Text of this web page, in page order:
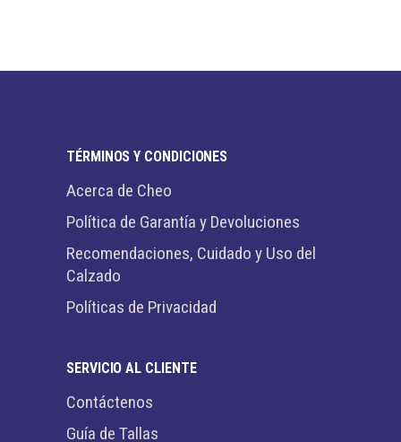
TÉRMINOS Y CONDICIONES
Acerca de Cheo
Política de Garantía y Devoluciones
Recomendaciones, Cuidado y Uso del
Calzado
Políticas de Privacidad
SERVICIO AL CLIENTE
Contáctenos
Guía de Tallas